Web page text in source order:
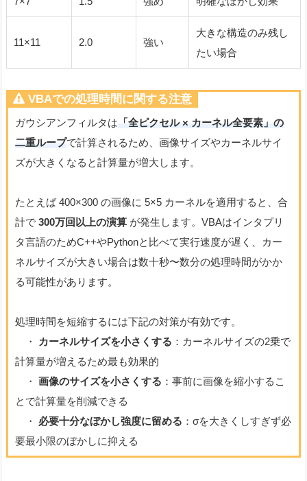
11×11 2.0 強い
大きな構造のみ残し
たい場合
VBAでの処理時間に関する注意
ガウシアンフィルタは 「全ピクセル × カーネル全要素」の
二重ループで計算されるため、画像サイズやカーネルサイ
ズが大きくなると計算量が増大します。
たとえば 400×300 の画像に 5×5 カーネルを適用すると、合
計で 300万回以上の演算 が発生します。VBAはインタプリ
タ言語のためC++やPythonと比べて実行速度が遅く、カー
ネルサイズが大きい場合は数十秒〜数分の処理時間がかか
る可能性があります。
処理時間を短縮するには下記の対策が有効です。
・
カーネルサイズを小さくする ：カーネルサイズの2乗で
計算量が増えるため最も効果的
・ 画像のサイズを小さくする ：事前に画像を縮小するこ
とで計算量を削減できる
・ 必要十分なぼかし強度に留める ：σを大きくしすぎず必
要最小限のぼかしに抑える